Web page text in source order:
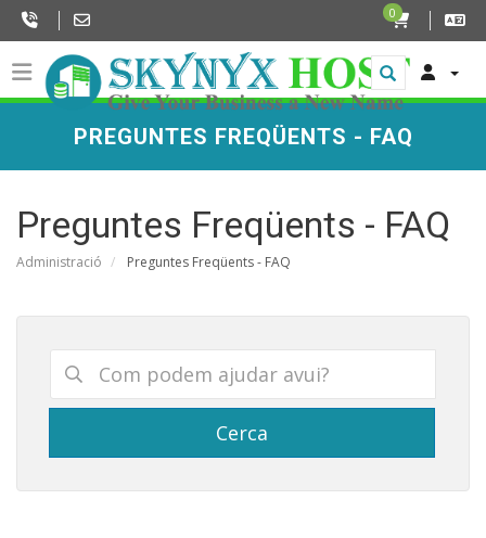
0
PREGUNTES FREQÜENTS - FAQ
Preguntes Freqüents - FAQ
Administració Preguntes Freqüents - FAQ